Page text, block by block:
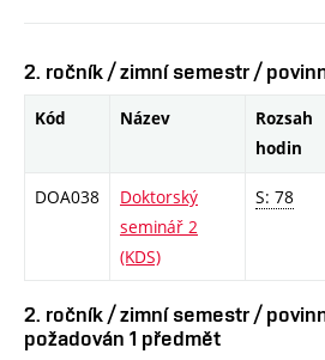
2. ročník / zimní semestr /
Kód Název
Rozsah
hodin
DOA038
Doktorský
seminář 2
(KDS)
S: 78
2. ročník / zimní semestr /
požadován 1 předmět